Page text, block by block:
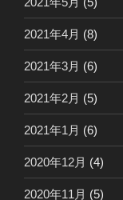
2021年4月 (8)
2021年3月 (6)
2021年2月 (5)
2021年1月 (6)
2020年12月 (4)
2020年11月 (5)